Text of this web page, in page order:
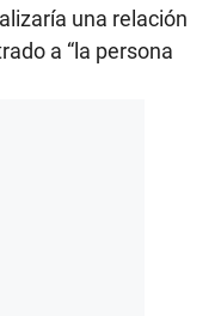
una relación
a “la persona